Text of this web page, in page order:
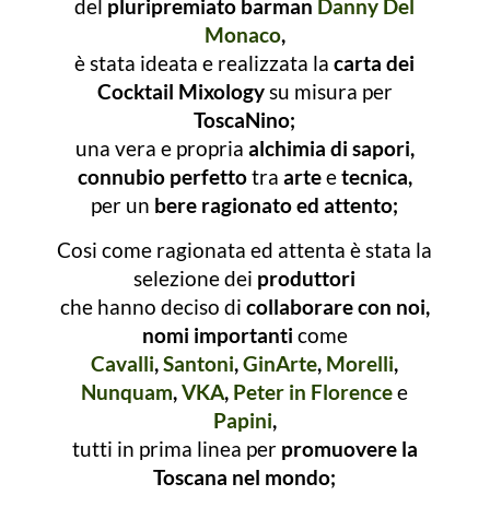
del pluripremiato barman Danny Del
Monaco,
è stata ideata e realizzata lacarta dei
Cocktail Mixologysu misura per
ToscaNino;
una vera e propria alchimia di sapori,
connubio perfettotra arteetecnica,
per un bere ragionato ed attento;
Cosi come ragionata ed attenta è stata la
selezione dei produttori
che hanno deciso di collaborare con noi,
nomi importanti come
Cavalli,Santoni,GinArte, Morelli,
Nunquam,VKA, Peter in Florencee
Papini,
tutti in prima linea per promuovere la
Toscana nel mondo;